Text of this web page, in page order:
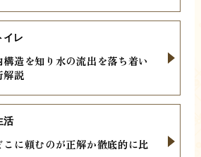
構造を知り水の流出を落ち着い
解説
イレ
に頼むのが正解か徹底的に比
活